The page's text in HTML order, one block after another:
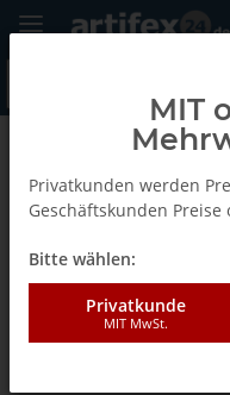
Zurück zur Liste E-Cut
Fein
Japan-
Starlock 3
MIT
Privatkunden werden
Geschäftskunden
Bitte wählen:
Privatkunde
MIT MwSt.